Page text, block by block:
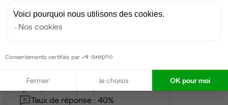
Gestionnaire de l'espace
Ludivine
Taux de réponse : 40%
Voici pourquoi nous utilisons des cookies.
Nos cookies
Consentements certifiés par
Fermer Je choisis OK pour moi